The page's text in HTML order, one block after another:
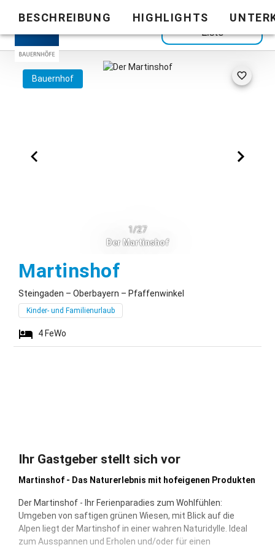
Zurück zur
Liste
BESCHREIBUNG HIGHLIGHTS
Bauernhof
1/27
Der Martinshof
MartinshofSteingaden
Steingaden – Oberbayern – Pfaffenwinkel
Kinder- und Familienurlaub
4 FeWo
Ihr Gastgeber stellt sich vor
Martinshof - Das Naturerlebnis mit hofeigenen Produkten
Der Martinshof - Ihr Ferienparadies zum Wohlfühlen:
Umgeben von saftigen grünen Wiesen, mit Blick auf die
Alpen liegt der Martinshof in einer wahren Naturidylle. Ideal
zum Ausspannen und Erholen und/oder für einen